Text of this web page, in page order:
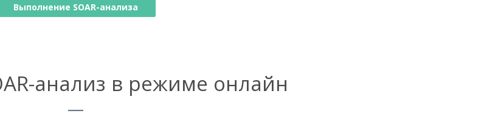
Выполнение SOAR-анализа
анализ в режиме онлайн